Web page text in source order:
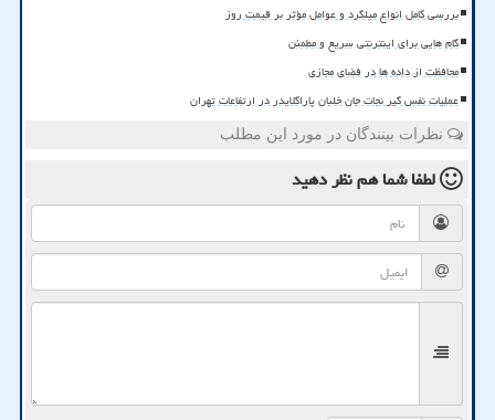
بررسی کامل انواع میلگرد و عوامل مؤثر بر قیمت روز
گام هایی برای اینترنتی سریع و مطمئن
محافظت از داده ها در فضای مجازی
عملیات نفس گیر نجات جان خلبان پاراگلایدر در ارتفاعات تهران
نظرات بینندگان در مورد این مطلب
لطفا شما همنظر دهید